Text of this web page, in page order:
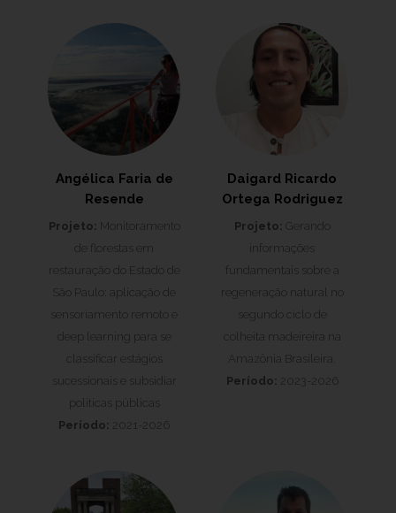
Angélica Faria de
Resende
Projeto: Monitoramento
de florestas em
restauração do Estado de
São Paulo: aplicação de
sensoriamento remoto e
deep learning para se
classificar estágios
sucessionais e subsidiar
políticas públicas
Período: 2021-2026
Daigard Ricardo
Ortega Rodriguez
Projeto: Gerando
informações
fundamentais sobre a
regeneração natural no
segundo ciclo de
colheita madeireira na
Amazônia Brasileira.
Período: 2023-2026